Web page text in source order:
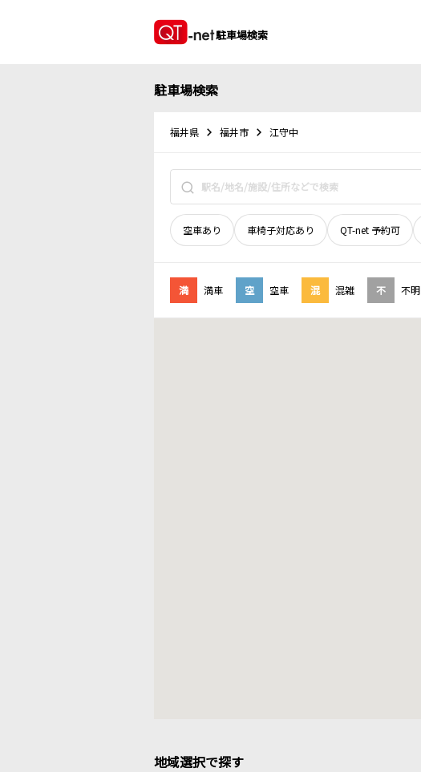
駐車場検索
駐車場検索
福井県 福井市 江守中
空車あり 車椅子対応あり QT-net 予約可
満 満車 空 空車 混 混雑 不 不明
地域選択で探す